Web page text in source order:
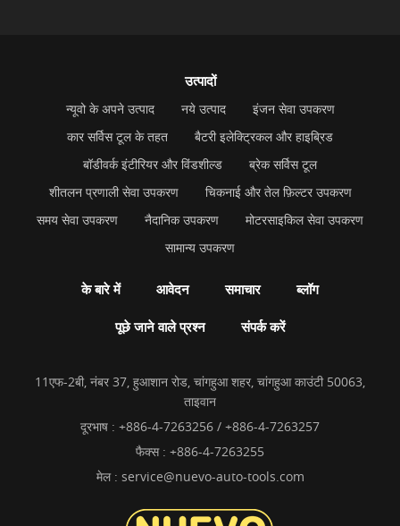
उत्पादों
न्यूवो के अपने उत्पाद नये उत्पाद
इंजन सेवा उपकरण
कार सर्विस टूल के तहत
बैटरी इलेक्ट्रिकल और हाइब्रिड
बॉडीवर्क इंटीरियर और विंडशील्ड
ब्रेक सर्विस टूल
शीतलन प्रणाली सेवा उपकरण
चिकनाई और तेल फ़िल्टर उपकरण
समय सेवा उपकरण
नैदानिक उपकरण
मोटरसाइकिल सेवा उपकरण
सामान्य उपकरण
के बारे में आवेदन समाचार ब्लॉग
पूछे जाने वाले प्रश्न संपर्क करें
11एफ-2बी, नंबर 37, हुआशान रोड, चांगहुआ शहर, चांगहुआ काउंटी 50063,
ताइवान
दूरभाष : +886-4-7263256 / +886-4-7263257
फैक्स : +886-4-7263255
मेल : service@nuevo-auto-tools.com